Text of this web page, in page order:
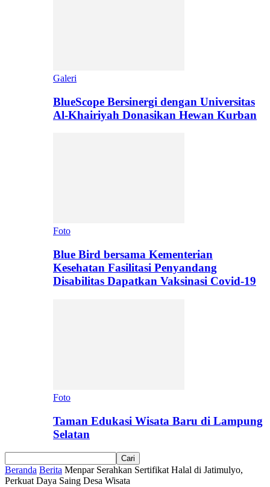
Galeri
BlueScope Bersinergi dengan Universitas
Al-Khairiyah Donasikan Hewan Kurban
Foto
Blue Bird bersama Kementerian
Kesehatan Fasilitasi Penyandang
Disabilitas Dapatkan Vaksinasi Covid-19
Foto
Taman Edukasi Wisata Baru di Lampung
Selatan
Beranda Berita Menpar Serahkan Sertifikat Halal di Jatimulyo,
Perkuat Daya Saing Desa Wisata